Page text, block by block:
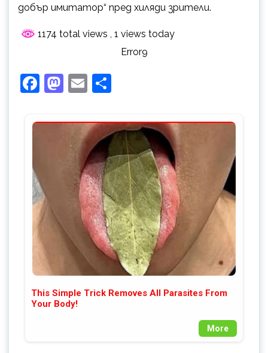
добър имитатор“ пред хиляди зрители.
1174 total views , 1 views today
Error9
Facebook
Mastodon
Email
This Simple Trick Removes All Parasites From
Your Body!
More